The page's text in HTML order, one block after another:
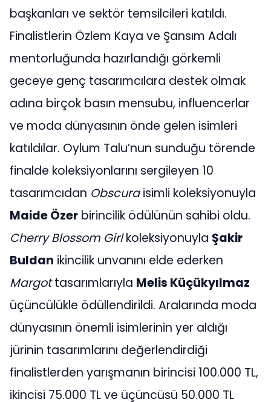
başkanları ve sektör temsilcileri katıldı.
Finalistlerin Özlem Kaya ve Şansım Adalı
mentorluğunda hazırlandığı görkemli
geceye genç tasarımcılara destek olmak
adına birçok basın mensubu, influencerlar
ve moda dünyasının önde gelen isimleri
katıldılar. Oylum Talu’nun sunduğu törende
finalde koleksiyonlarını sergileyen 10
tasarımcıdan Obscuraisimli koleksiyonuyla
Maide Özer birincilik ödülünün sahibi oldu.
Cherry Blossom Girlkoleksiyonuyla Şakir
Buldan ikincilik unvanını elde ederken
Margottasarımlarıyla Melis Küçükyılmaz
üçüncülükle ödüllendirildi. Aralarında moda
dünyasının önemli isimlerinin yer aldığı
jürinin tasarımlarını değerlendirdiği
finalistlerden yarışmanın birincisi 100.000 TL,
ikincisi 75.000 TL ve üçüncüsü 50.000 TL